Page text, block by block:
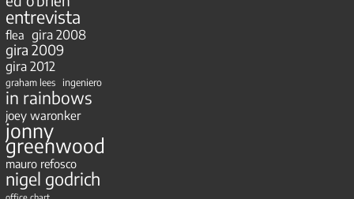
entrevista
flea gira 2008
gira 2009
gira 2012
graham lees ingeniero
in rainbows
joey waronker
jonny
greenwood
mauro refosco
nigel godrich